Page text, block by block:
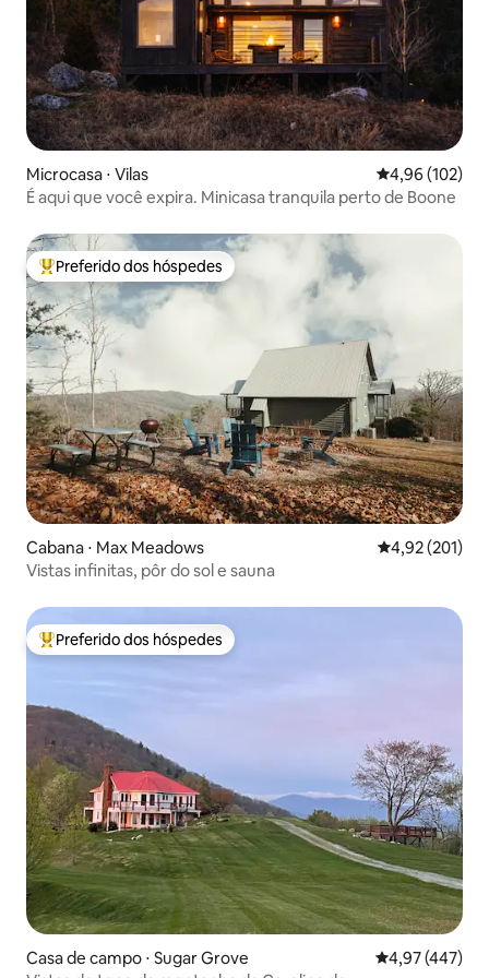
Microcasa ⋅ Vilas 4,96 de uma
4,96 (102)
É aqui que você expira. Minicasa tranquila perto de Boone
Entre os melhores preferidos dos hóspedes
Preferido dos hóspedes
Cabana ⋅ Max Meadows 4,92 de uma
4,92 (201)
Vistas infinitas, pôr do sol e sauna
Entre os melhores preferidos dos hóspedes
Preferido dos hóspedes
Casa de campo ⋅ Sugar Grove 4,97 de uma
4,97 (447)